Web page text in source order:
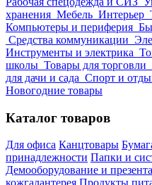
хранения Мебель Интерьер
Компьютеры и периферия
Средства коммуникации
Инструменты и электрика
школы Товары для торговли
для дачи и сада Спорт и
Новогодние товары
Каталог товаров
Для офиса Канцтовары
принадлежности Папки и
Демооборудование и